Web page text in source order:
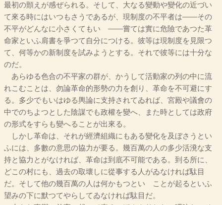
最初の顫えが感ぜられる。そして、大なる變動や變化の近づい
て來る時にはいつもさうであるが、現制度の不平者は――その
不平がどんなに小さくてもいゝ――嘗ては實に危險であつた革
命家といふ肩書を爭つて自分につける。彼等は現制度を見限つ
て、何等かの新制度を試みようとする。それで彼等には十分な
のだ。
あらゆる色合の不平家の群が、かうして活動家の列の中に流
れこむことは、勿論革命的形勢の力を創り、革命を不可避にす
る。多少でもいはゆる輿論に支持されてゐれば、宮殿や議會の
中でのちよつとした陰謀でも政權を變へ、また時としては政府
の形式をすらも變へることが出來る。
しかし革命は、それが經濟組織にもある變化を及ぼさうとい
ふには、多數の意思の協力が要る。幾百萬の人の多少活溌な支
持と協力とがなければ、革命は到底不可能である。到る所に、
どこの村にも、過去の取壞しに從事する人がゐなければ駄目
だ。そして他の幾百萬の人は何かもつといゝことが起るといふ
望みの下に默つてやらしてゐなければ駄目だ。